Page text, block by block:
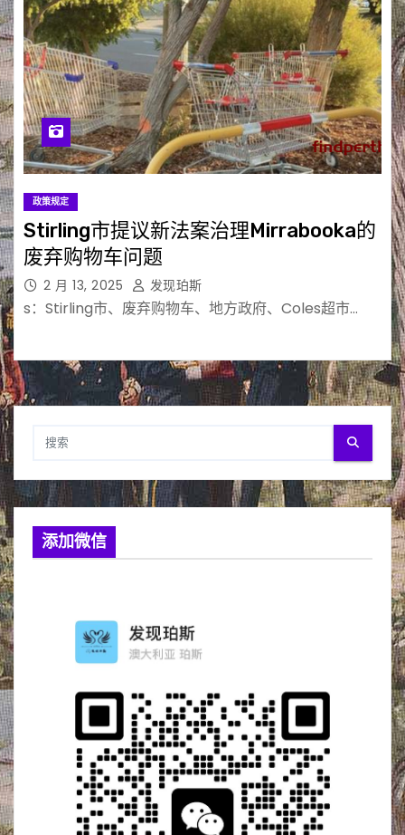
政策规定
Stirling市提议新法案治理Mirrabooka的
废弃购物车问题
2 月 13, 2025 发现珀斯
s：Stirling市、废弃购物车、地方政府、Coles超市…
添加微信